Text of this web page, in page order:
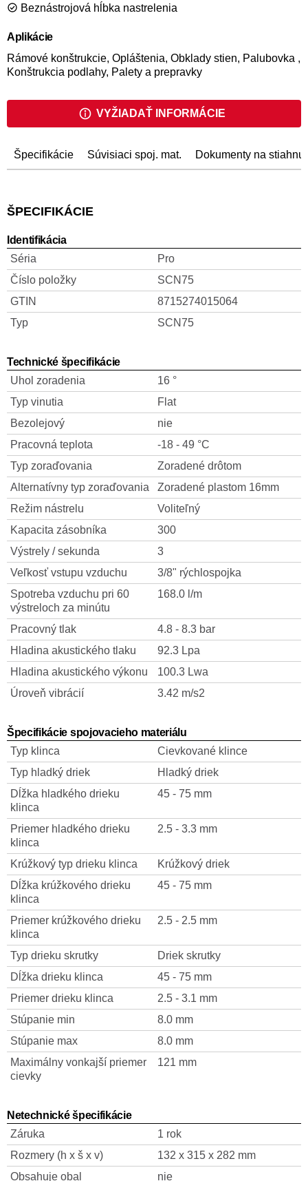
Beznástrojová hĺbka nastrelenia
Aplikácie
Rámové konštrukcie, Opláštenia, Obklady stien, Palubovka ,
Konštrukcia podlahy, Palety a prepravky
VYŽIADAŤ INFORMÁCIE
Špecifikácie Súvisiaci spoj. mat. Dokumenty na
ŠPECIFIKÁCIE
Identifikácia
Séria
Pro
Číslo položky
SCN75
GTIN
8715274015064
Typ
SCN75
Technické špecifikácie
Uhol zoradenia
16 °
Typ vinutia
Flat
Bezolejový
nie
Pracovná teplota
-18 - 49 °C
Typ zoraďovania
Zoradené drôtom
Alternatívny typ zoraďovania
Zoradené plastom 16mm
Režim nástrelu
Voliteľný
Kapacita zásobníka
300
Výstrely / sekunda
3
Veľkosť vstupu vzduchu
3/8" rýchlospojka
Spotreba vzduchu pri 60
výstreloch za minútu
168.0 l/m
Pracovný tlak
4.8 - 8.3 bar
Hladina akustického tlaku
92.3 Lpa
Hladina akustického výkonu
100.3 Lwa
Úroveň vibrácií
3.42 m/s2
Špecifikácie spojovacieho materiálu
Typ klinca
Cievkované klince
Typ hladký driek
Hladký driek
Dĺžka hladkého drieku
klinca
45 - 75 mm
Priemer hladkého drieku
klinca
2.5 - 3.3 mm
Krúžkový typ drieku klinca
Krúžkový driek
Dĺžka krúžkového drieku
klinca
45 - 75 mm
Priemer krúžkového drieku
klinca
2.5 - 2.5 mm
Typ drieku skrutky
Driek skrutky
Dĺžka drieku klinca
45 - 75 mm
Priemer drieku klinca
2.5 - 3.1 mm
Stúpanie min
8.0 mm
Stúpanie max
8.0 mm
Maximálny vonkajší priemer
cievky
121 mm
Netechnické špecifikácie
Záruka
1 rok
Rozmery (h x š x v)
132 x 315 x 282 mm
Obsahuje obal
nie